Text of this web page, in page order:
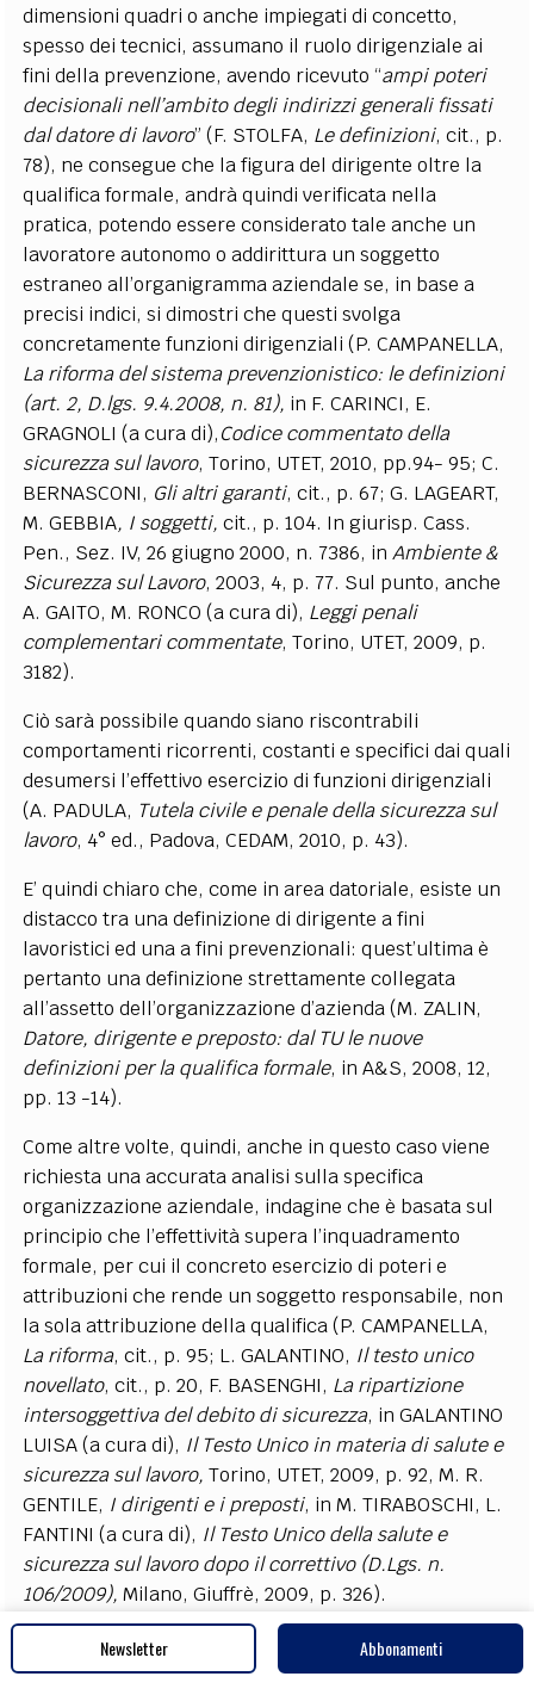
dimensioni quadri o anche impiegati di concetto,
spesso dei tecnici, assumano il ruolo dirigenziale ai
fini della prevenzione, avendo ricevuto “ampi poteri
decisionali nell’ambito degli indirizzi generali fissati
dal datore di lavoro” (F. STOLFA, Le definizioni, cit., p.
78), ne consegue che la figura del dirigente oltre la
qualifica formale, andrà quindi verificata nella
pratica, potendo essere considerato tale anche un
lavoratore autonomo o addirittura un soggetto
estraneo all’organigramma aziendale se, in base a
precisi indici, si dimostri che questi svolga
concretamente funzioni dirigenziali (P. CAMPANELLA,
La riforma del sistema prevenzionistico: le definizioni
(art. 2, D.lgs. 9.4.2008, n. 81), in F. CARINCI, E.
GRAGNOLI (a cura di),Codice commentato della
sicurezza sul lavoro, Torino, UTET, 2010, pp.94- 95; C.
BERNASCONI, Gli altri garanti, cit., p. 67; G. LAGEART,
M. GEBBIA, I soggetti,cit., p. 104. In giurisp. Cass.
Pen., Sez. IV, 26 giugno 2000, n. 7386, inAmbiente &
Sicurezza sul Lavoro, 2003, 4, p. 77. Sul punto, anche
A. GAITO, M. RONCO (a cura di), Leggi penali
complementari commentate, Torino, UTET, 2009, p.
3182).
Ciò sarà possibile quando siano riscontrabili
comportamenti ricorrenti, costanti e specifici dai quali
desumersi l’effettivo esercizio di funzioni dirigenziali
(A. PADULA, Tutela civile e penale della sicurezza sul
lavoro, 4° ed., Padova, CEDAM, 2010, p. 43).
E’ quindi chiaro che, come in area datoriale, esiste un
distacco tra una definizione di dirigente a fini
lavoristici ed una a fini prevenzionali: quest’ultima è
pertanto una definizione strettamente collegata
all’assetto dell’organizzazione d’azienda (M. ZALIN,
Datore, dirigente e preposto: dal TU le nuove
definizioni per la qualifica formale, in A&S, 2008, 12,
pp. 13 -14).
Come altre volte, quindi, anche in questo caso viene
richiesta una accurata analisi sulla specifica
organizzazione aziendale, indagine che è basata sul
principio che l’effettività supera l’inquadramento
formale, per cui il concreto esercizio di poteri e
attribuzioni che rende un soggetto responsabile, non
la sola attribuzione della qualifica (P. CAMPANELLA,
La riforma, cit., p. 95; L. GALANTINO, Il testo unico
novellato, cit., p. 20, F. BASENGHI, La ripartizione
intersoggettiva del debito di sicurezza, in GALANTINO
LUISA (a cura di), Il Testo Unico in materia di salute e
sicurezza sul lavoro, Torino, UTET, 2009, p. 92, M. R.
GENTILE, I dirigenti e i preposti, in M. TIRABOSCHI, L.
FANTINI (a cura di), Il Testo Unico della salute e
sicurezza sul lavoro dopo il correttivo (D.Lgs. n.
106/2009), Milano, Giuffrè, 2009, p. 326).
Del resto ciò viene confermato dall’ indirizzo della
Corte di Cassazione (Cass. Pen., Sez. IV, 6 febbraio
Newsletter Abbonamenti